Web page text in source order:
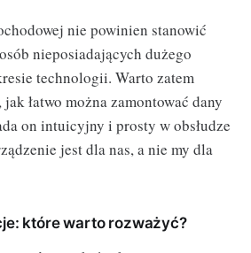
nie powinien stanowić
nieposiadających dużego
technologii. Warto zatem
łatwo można zamontować dany
on intuicyjny i prosty w obsłudze
jest dla nas, a nie my dla
które warto rozważyć?